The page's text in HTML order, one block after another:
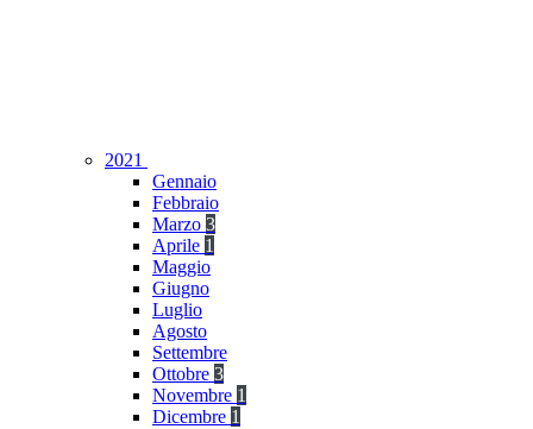
2021
Gennaio
Febbraio
Marzo 3
Aprile 1
Maggio
Giugno
Luglio
Agosto
Settembre
Ottobre 3
Novembre 1
Dicembre 1